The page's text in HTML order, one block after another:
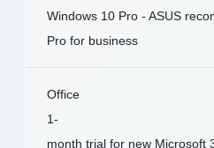
Windows 10 Pro - ASUS
Pro for business
Office
1-
month trial for new Microsoft